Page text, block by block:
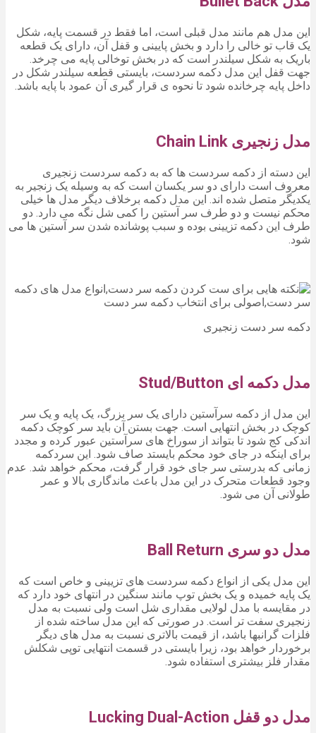
این مدل هم مانند مدل قبلی است، اما فقط در قسمت پایه، شکل
یک قاب تو خالی را دارد و بخش پایینی و قفل آن، دارای یک قطعه
باریک به شکل سیلندر است که در بخش توخالی پایه می چرخد.
جهت قفل این مدل دکمه سردست، بایستی قطعه سیلندر شکل در
داخل پایه چرخانده شود تا نحوه ی قرار گیری آن عمود با پایه باشد.
مدل زنجیری Chain Link
این دسته از دکمه سر‌دست ها که به دکمه سر‌دست زنجیری
معروف است دارای دو سر یکسان است که به وسیله یک زنجیر به
یکدیگر متصل شده اند. این مدل دکمه برخلاف دیگر مدل ها خیلی
محکم نیست و دو طرف سر آستین را کمی شل نگه می دارد. دو
طرف این دکمه تزیینی بوده و سبب پوشانده شدن سر آستین ها می
شود.
دکمه سر دست زنجیری
مدل دکمه ای Stud/Button
این مدل از دکمه سرآستین دارای یک سر بزرگ، یک پایه و یک سر
کوچک در بخش انتهایی است. جهت بستن آن باید سر کوچک دکمه
اندکی کج شود تا بتواند از سوراخ های سرآستین عبور کرده و مجدد
برای اینکه در جای خود محکم بایستد صاف شود. این سردکمه
زمانی که بدرستی سر جای خود قرار گرفت، محکم خواهد شد. عدم
وجود قطعات متحرک در این مدل باعث ماندگاری بالا و عمر
طولانی آن می شود.
مدل دو سری Ball Return
این مدل یکی از انواع دکمه سردست های تزیینی و خاص است که
یک پایه خمیده و یک بخش توپ مانند سنگین در انتهای خود دارد که
در مقایسه با مدل لولایی مقداری شل است ولی نسبت به مدل
زنجیری سفت تر است. در صورتی که این مدل ساخته شده از
فلزات گرانبها باشد، از قیمت بالاتری نسبت به مدل های دیگر
برخوردار خواهد بود، زیرا بایستی در قسمت انتهایی توپی شکلش
مقدار فلز بیشتری استفاده شود.
مدل دو قفل Lucking Dual-Action